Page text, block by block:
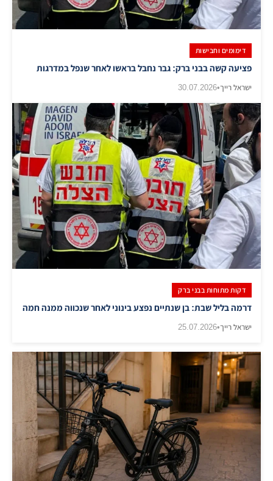
דימומים וחבישות
פציעה קשה בבני ברק: גבר נחבל בראשו לאחר שנפל במדרגות
ישראל רייך•
30.07.2026
דקות מתוחות בבני ברק
דרמה בליל שבת: בן שנתיים נפצע בינוני לאחר שנכווה ממנה חמה
ישראל רייך•
25.07.2026